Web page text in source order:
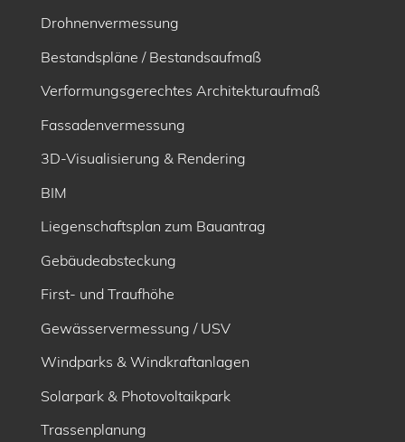
Drohnenvermessung
Bestandspläne / Bestandsaufmaß
Verformungsgerechtes Architekturaufmaß
Fassadenvermessung
3D-Visualisierung & Rendering
BIM
Liegenschaftsplan zum Bauantrag
Gebäudeabsteckung
First- und Traufhöhe
Gewässervermessung / USV
Windparks & Windkraftanlagen
Solarpark & Photovoltaikpark
Trassenplanung